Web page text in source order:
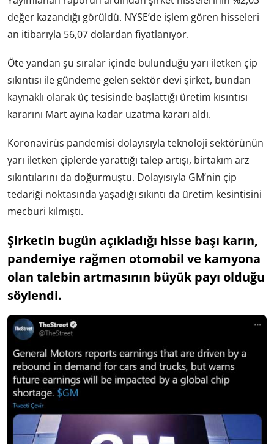
değer kazandığı görüldü. NYSE’de işlem gören hisseleri
an itibarıyla 56,07 dolardan fiyatlanıyor.
Öte yandan şu sıralar içinde bulunduğu yarı iletken çip
sıkıntısı ile gündeme gelen sektör devi şirket, bundan
kaynaklı olarak üç tesisinde başlattığı üretim kısıntısı
kararını Mart ayına kadar uzatma kararı aldı.
Koronavirüs pandemisi dolayısıyla teknoloji sektörünün
yarı iletken çiplerde yarattığı talep artışı, birtakım arz
sıkıntılarını da doğurmuştu. Dolayısıyla GM’nin çip
tedariği noktasında yaşadığı sıkıntı da üretim kesintisini
mecburi kılmıştı.
Şirketin bugün açıkladığı hisse başı karın,
pandemiye rağmen otomobil ve kamyona
olan talebin artmasının büyük payı olduğu
söylendi.